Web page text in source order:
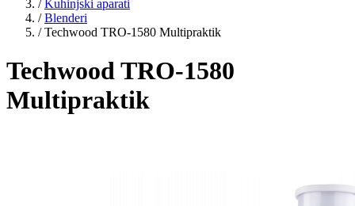
/ Kuhinjski aparati
/ Blenderi
/ Techwood TRO-1580 Multipraktik
Techwood TRO-1580
Multipraktik